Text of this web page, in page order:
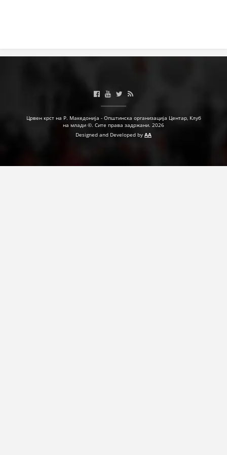
ЕДУКАТИВНО ИНФОРМАТИВНИ МАТЕРИЈАЛИ
БРОШУРИ
Црвен крст на Р. Македонија - Општинска организација Центар, Клуб
на млади ©. Сите права задржани. 2026
Designed and Developed by AA